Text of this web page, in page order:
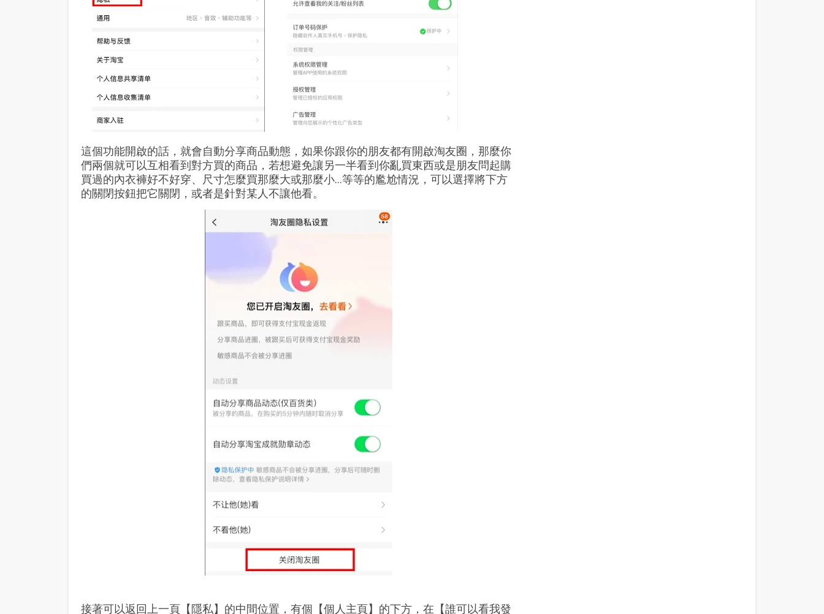
這個功能開啟的話，就會自動分享商品動態，如果你跟你的朋友都有開啟淘友圈，那麼你
們兩個就可以互相看到對方買的商品，若想避免讓另一半看到你亂買東西或是朋友問起購
買過的內衣褲好不好穿、尺寸怎麼買那麼大或那麼小...等等的尷尬情況， 可以選擇將下方
的關閉按鈕把它關閉，或者是針對某人不讓他看。
接著可以返回上一頁【隱私】的中間位置，有個【個人主頁】的下方，在【誰可以看我發